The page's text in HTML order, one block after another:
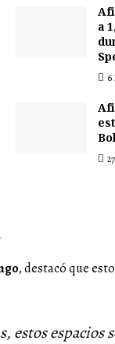
a
6
, destacó que
estos espacios